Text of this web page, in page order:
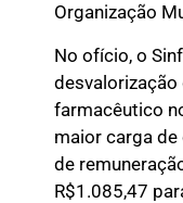
Organização
No ofício, o
farmacêutico
maior carga de
de
R$1.085,47